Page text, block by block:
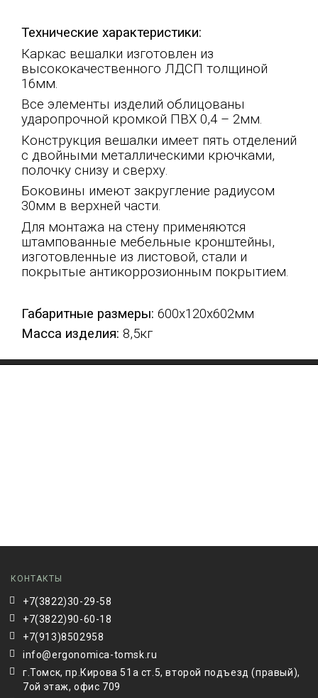
Технические характеристики:
Каркас вешалки изготовлен из
высококачественного ЛДСП толщиной
16мм.
Все элементы изделий облицованы
ударопрочной кромкой ПВХ 0,4 – 2мм.
Конструкция вешалки имеет пять отделений
с двойными металлическими крючками,
полочку снизу и сверху.
Боковины имеют закругление радиусом
30мм в верхней части.
Для монтажа на стену применяются
штампованные мебельные кронштейны,
изготовленные из листовой, стали и
покрытые антикоррозионным покрытием.
Габаритные размеры: 600х120х602мм
Масса изделия: 8,5кг
КОНТАКТЫ
+7(3822)30-29-58
+7(3822)90-60-18
+7(913)8502958
info@ergonomica-tomsk.ru
г.Томск, пр.Кирова 51а ст.5, второй подъезд (правый),
7ой этаж, офис 709